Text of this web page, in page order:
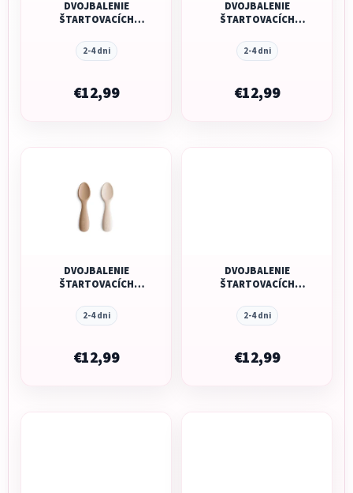
DVOJBALENIE
ŠTARTOVACÍCH
BATOĽATÁ MUSHIE -
BLUSH/ SHIFTING
2-4 dni
€12,99
DVOJBALENIE
ŠTARTOVACÍCH
BATOĽATÁ MUSHIE -
CAMBRIDGE BLUE/
2-4 dni
€12,99
DVOJBALENIE
ŠTARTOVACÍCH
BATOĽATÁ MUSHIE -
NATURAL/ SHIFTING
2-4 dni
€12,99
DVOJBALENIE
ŠTARTOVACÍCH
BATOĽATÁ MUSHIE -
TRADEWINDS/
2-4 dni
€12,99